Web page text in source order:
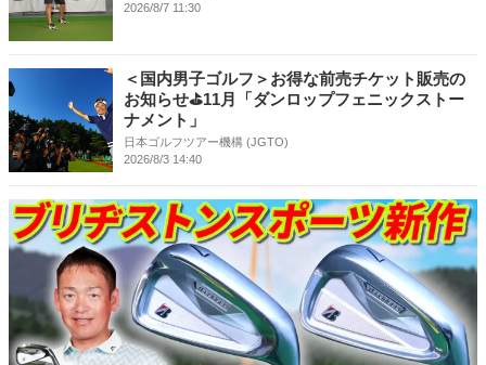
2026/8/7 11:30
＜国内男子ゴルフ＞お得な前売チケット販売の
お知らせ⛳11月「ダンロップフェニックストー
ナメント」
日本ゴルフツアー機構 (JGTO)
2026/8/3 14:40